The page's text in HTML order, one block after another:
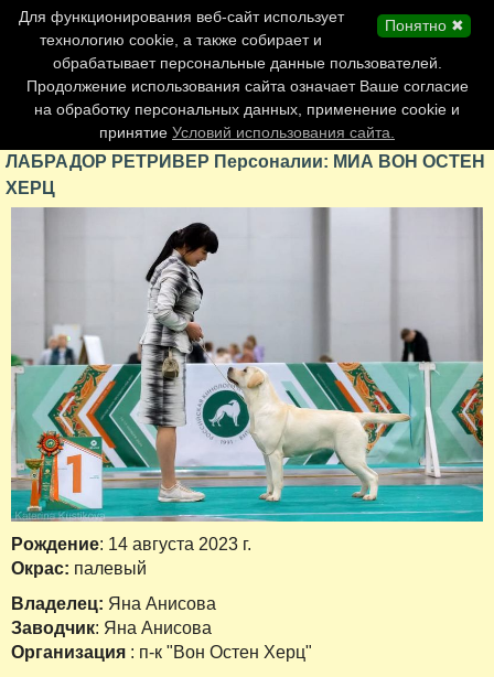
Главная страница
Обновления сайта
Контакты
Персоналии
Форум
ЛАБРАДОР РЕТРИВЕР Персоналии: МИА ВОН ОСТЕН
ХЕРЦ
Рождение: 14 августа 2023 г.
Окрас: палевый
Владелец: Яна Анисова
Заводчик: Яна Анисова
Организация : п-к "Вон Остен Херц"
Понятно ✖
Для функционирования веб-сайт использует
технологию cookie, а также собирает и
обрабатывает персональные данные пользователей.
Продолжение использования сайта означает Ваше согласие
на обработку персональных данных, применение cookie и
принятие Условий использования сайта.